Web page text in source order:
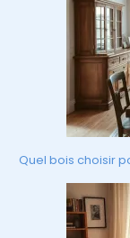
Quel bois choisir